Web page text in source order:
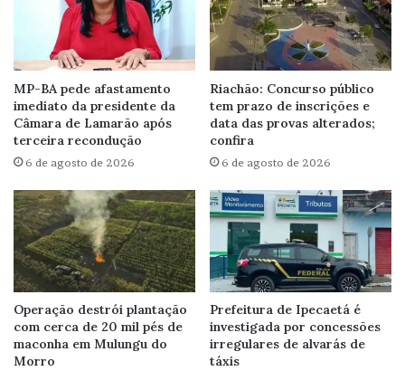
MP-BA pede afastamento
imediato da presidente da
Câmara de Lamarão após
terceira recondução
6 de agosto de 2026
Riachão: Concurso público
tem prazo de inscrições e
data das provas alterados;
confira
6 de agosto de 2026
Operação destrói plantação
com cerca de 20 mil pés de
maconha em Mulungu do
Morro
Prefeitura de Ipecaetá é
investigada por concessões
irregulares de alvarás de
táxis